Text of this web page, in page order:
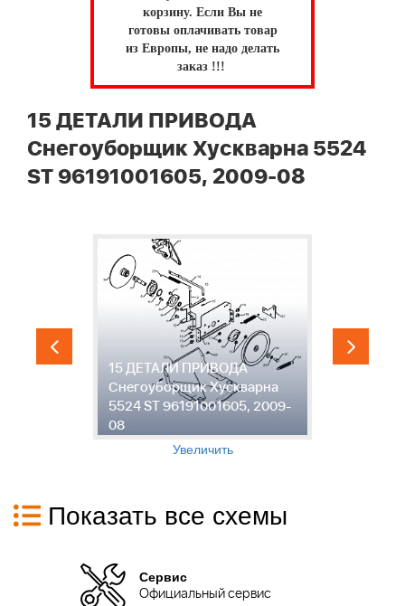
корзину. Если Вы не
готовы оплачивать товар
из Европы, не надо делать
заказ !!!
15 ДЕТАЛИ ПРИВОДА
Снегоуборщик Хускварна 5524
ST 96191001605, 2009-08
15 ДЕТАЛИ ПРИВОДА
Снегоуборщик Хускварна
5524 ST 96191001605, 2009-
08
Увеличить
Показать все схемы
Сервис
Официальный сервис